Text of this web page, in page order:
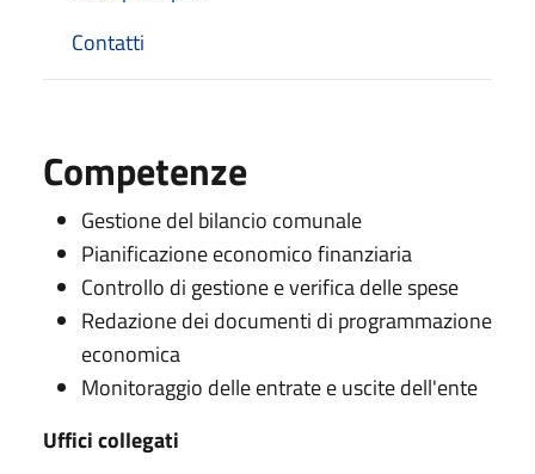
Contatti
Competenze
Gestione del bilancio comunale
Pianificazione economico finanziaria
Controllo di gestione e verifica delle spese
Redazione dei documenti di programmazione
economica
Monitoraggio delle entrate e uscite dell'ente
Uffici collegati